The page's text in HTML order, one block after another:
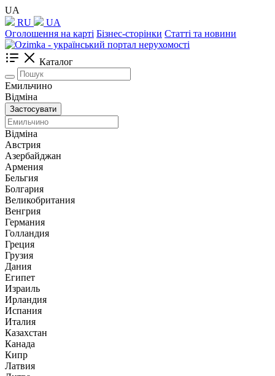
UA
RU
UA
Оголошення на карті Бізнес-сторінки Статті та новини
Каталог
Емильчино
Відміна
Застосувати
Відміна
Австрия
Азербайджан
Армения
Бельгия
Болгария
Великобритания
Венгрия
Германия
Голландия
Греция
Грузия
Дания
Египет
Израиль
Ирландия
Испания
Италия
Казахстан
Канада
Кипр
Латвия